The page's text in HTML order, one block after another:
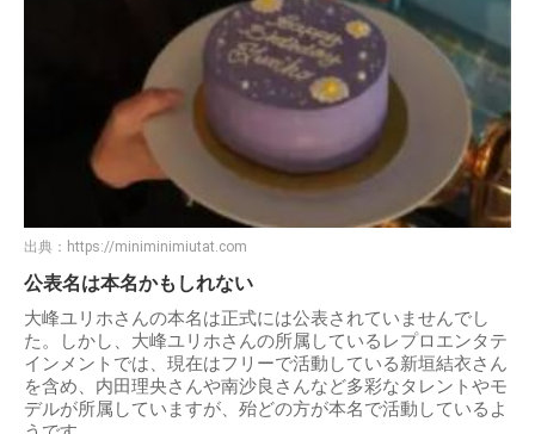
出典： https://miniminimiutat.com
公表名は本名かもしれない
大峰ユリホさんの本名は正式には公表されていませんでし
た。しかし、大峰ユリホさんの所属しているレプロエンタテ
インメントでは、現在はフリーで活動している新垣結衣さん
を含め、内田理央さんや南沙良さんなど多彩なタレントやモ
デルが所属していますが、殆どの方が本名で活動しているよ